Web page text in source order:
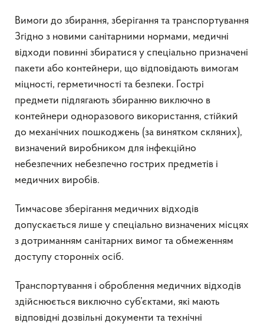
Вимоги до збирання, зберігання та транспортування
Згідно з новими санітарними нормами, медичні
відходи повинні збиратися у спеціально призначені
пакети або контейнери, що відповідають вимогам
міцності, герметичності та безпеки. Гострі
предмети підлягають збиранню виключно в
контейнери одноразового використання, стійкий
до механічних пошкоджень (за винятком скляних),
визначений виробником для інфекційно
небезпечних небезпечно гострих предметів і
медичних виробів.
Тимчасове зберігання медичних відходів
допускається лише у спеціально визначених місцях
з дотриманням санітарних вимог та обмеженням
доступу сторонніх осіб.
Транспортування і оброблення медичних відходів
здійснюється виключно суб’єктами, які мають
відповідні дозвільні документи та технічні